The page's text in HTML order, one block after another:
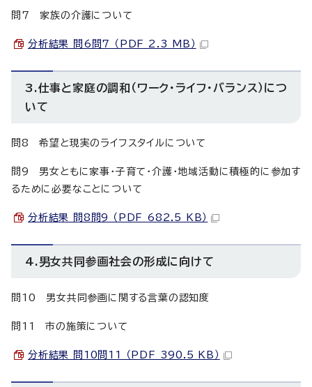
問7 家族の介護について
分析結果 問6問7 （PDF 2.3 MB）
3.仕事と家庭の調和（ワーク・ライフ・バランス）につ
いて
問8 希望と現実のライフスタイルについて
問9 男女ともに家事・子育て・介護・地域活動に積極的に参加す
るために必要なことについて
分析結果 問8問9 （PDF 682.5 KB）
4.男女共同参画社会の形成に向けて
問10 男女共同参画に関する言葉の認知度
問11 市の施策について
分析結果 問10問11 （PDF 390.5 KB）